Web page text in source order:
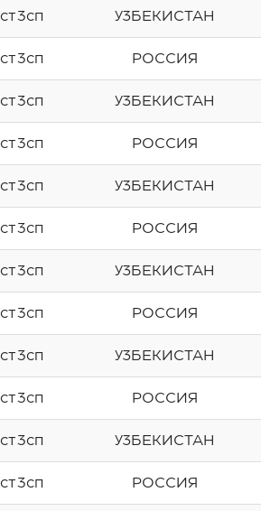
ст3сп УЗБЕКИСТАН
ст3сп РОССИЯ
ст3сп УЗБЕКИСТАН
ст3сп РОССИЯ
ст3сп УЗБЕКИСТАН
ст3сп РОССИЯ
ст3сп УЗБЕКИСТАН
ст3сп РОССИЯ
ст3сп УЗБЕКИСТАН
ст3сп РОССИЯ
ст3сп УЗБЕКИСТАН
ст3сп РОССИЯ